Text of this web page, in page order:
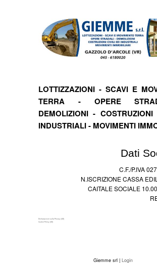
LOTTIZZAZIONI - SCAVI E
TERRA - OPERE
DEMOLIZIONI -
INDUSTRIALI - MOVIMENTI
Dati
C.F./P.IVA
N.ISCRIZIONE CASSA
CAITALE SOCIALE
Dichiarazione sulla Privacy (UE)
Cookie Policy (UE)
Giemme srl | Login